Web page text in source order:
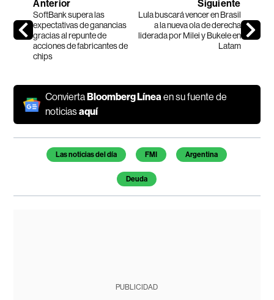
Anterior
SoftBank supera las
expectativas de ganancias
gracias al repunte de
acciones de fabricantes de
chips
Siguiente
Lula buscará vencer en Brasil
a la nueva ola de derecha
liderada por Milei y Bukele en
Latam
Convierta Bloomberg Líneaen su fuente de
noticiasaquí
Temas de este artículo
Las noticias del día FMI Argentina
Deuda
PUBLICIDAD